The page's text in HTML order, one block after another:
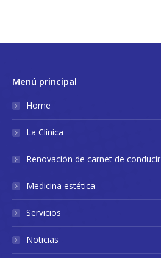
Menú principal
Home
La Clínica
Renovación de carnet de conducir
Medicina estética
Servicios
Noticias